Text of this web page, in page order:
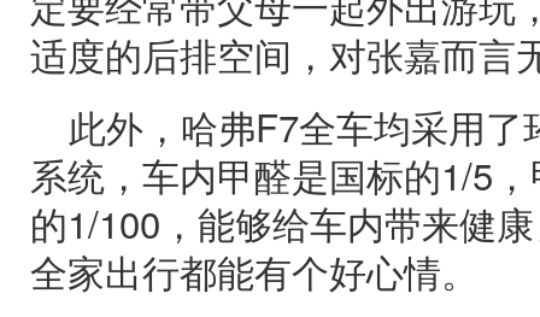
适度的后排空间，对张嘉而言
此外，哈弗F7全车均采用
系统，车内甲醛是国标的1/5
的1/100，能够给车内带来健
全家出行都能有个好心情。